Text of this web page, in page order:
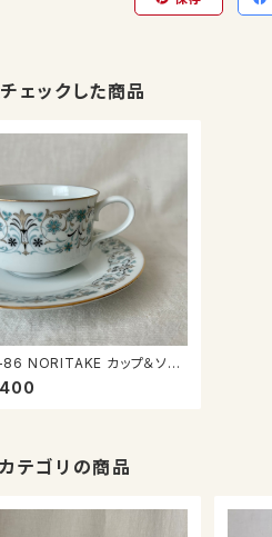
ェックした商品
NORITAKE カップ＆ソー
テゴリの商品